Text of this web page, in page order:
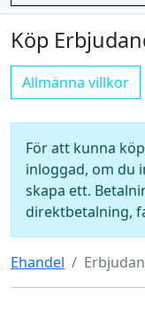
Köp
Allmänna villkor
För att kunna
inloggad, om du
skapa ett.
direktbetalning,
Ehandel